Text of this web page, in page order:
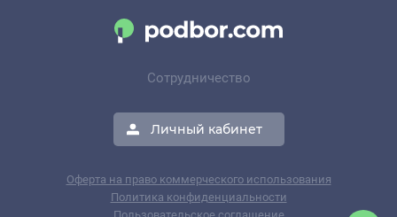
Сотрудничество
Личный кабинет
Оферта на право коммерческого использования
Политика конфиденциальности